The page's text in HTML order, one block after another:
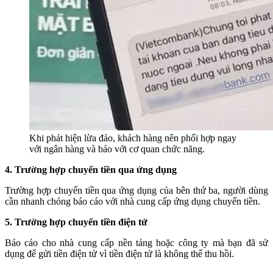
Khi phát hiện lừa đảo, khách hàng nên phối hợp ngay
với ngân hàng và báo với cơ quan chức năng.
4. Trường hợp chuyển tiền qua ứng dụng
Trường hợp chuyển tiền qua ứng dụng của bên thứ ba, người dùng
cần nhanh chóng báo cáo với nhà cung cấp ứng dụng chuyển tiền.
5. Trường hợp chuyển tiền điện tử
Báo cáo cho nhà cung cấp nền tảng hoặc công ty mà bạn đã sử
dụng để gửi tiền điện tử vì tiền điện tử là không thể thu hồi.